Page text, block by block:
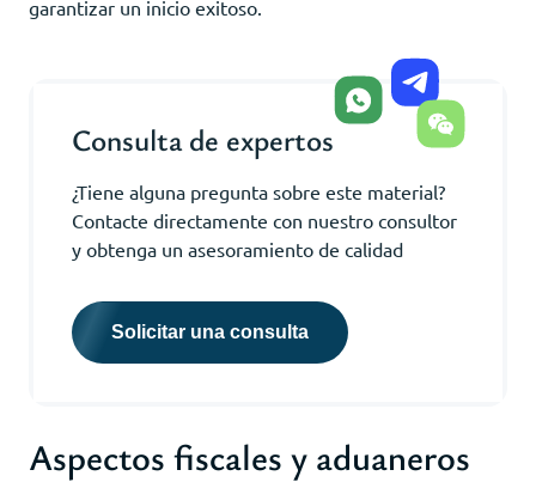
garantizar un inicio exitoso.
Consulta de expertos
¿Tiene alguna pregunta sobre este material?
Contacte directamente con nuestro consultor
y obtenga un asesoramiento de calidad
Solicitar una consulta
Aspectos fiscales y aduaneros